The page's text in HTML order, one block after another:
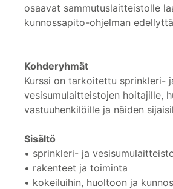
osaavat sammutuslaitteistolle
kunnossapito-ohjelman
Kohderyhmät
Kurssi on tarkoitettu sprinkleri-
vesisumulaitteistojen hoitajille,
vastuuhenkilöille ja näiden
Sisältö
• sprinkleri- ja
• rakenteet ja toiminta
• kokeiluihin, huoltoon ja